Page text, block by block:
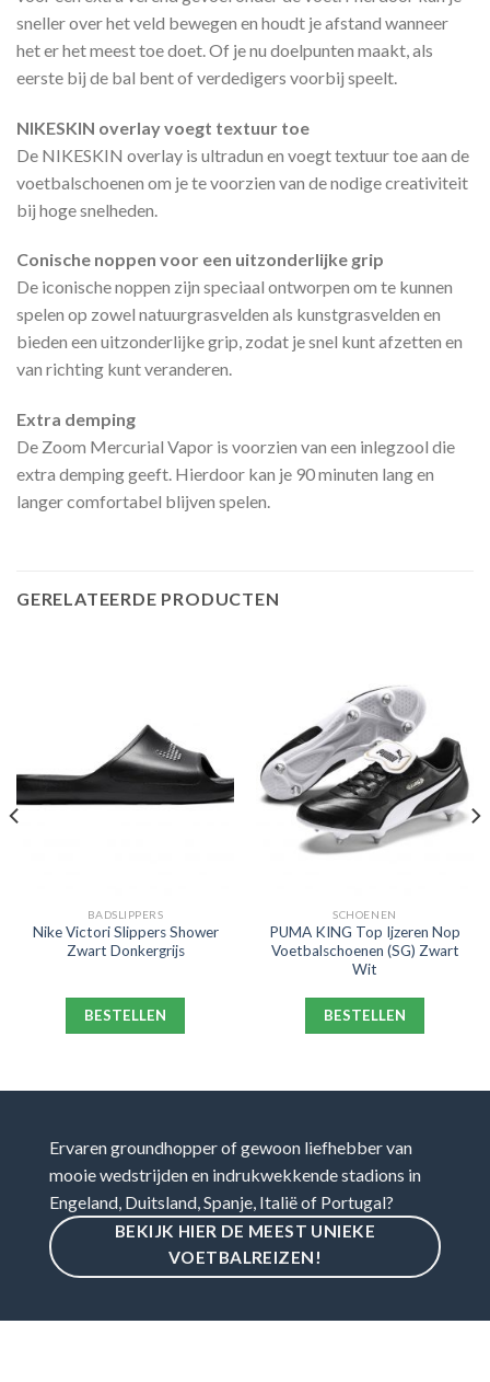
sneller over het veld bewegen en houdt je afstand wanneer
het er het meest toe doet. Of je nu doelpunten maakt, als
eerste bij de bal bent of verdedigers voorbij speelt.
NIKESKIN overlay voegt textuur toe
De NIKESKIN overlay is ultradun en voegt textuur toe aan de
voetbalschoenen om je te voorzien van de nodige creativiteit
bij hoge snelheden.
Conische noppen voor een uitzonderlijke grip
De iconische noppen zijn speciaal ontworpen om te kunnen
spelen op zowel natuurgrasvelden als kunstgrasvelden en
bieden een uitzonderlijke grip, zodat je snel kunt afzetten en
van richting kunt veranderen.
Extra demping
De Zoom Mercurial Vapor is voorzien van een inlegzool die
extra demping geeft. Hierdoor kan je 90 minuten lang en
langer comfortabel blijven spelen.
GERELATEERDE PRODUCTEN
BADSLIPPERS
Nike Victori Slippers Shower
Zwart Donkergrijs
BESTELLEN
SCHOENEN
PUMA KING Top Ijzeren Nop
Voetbalschoenen (SG) Zwart
Wit
BESTELLEN
Ervaren groundhopper of gewoon liefhebber van
mooie wedstrijden en indrukwekkende stadions in
Engeland, Duitsland, Spanje, Italië of Portugal?
BEKIJK HIER DE MEEST UNIEKE
VOETBALREIZEN!